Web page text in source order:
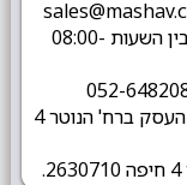
2. בהודעת פקס לטלפון: 04-8708201 בין השעות 08:00-
4. בהודעה בעל פה שניתן למסור בכתובת העסק ברח' הנוטר 4